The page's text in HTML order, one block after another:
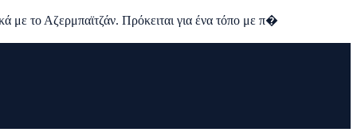
με το Αζερμπαϊτζάν. Πρόκειται για ένα τόπο με π�